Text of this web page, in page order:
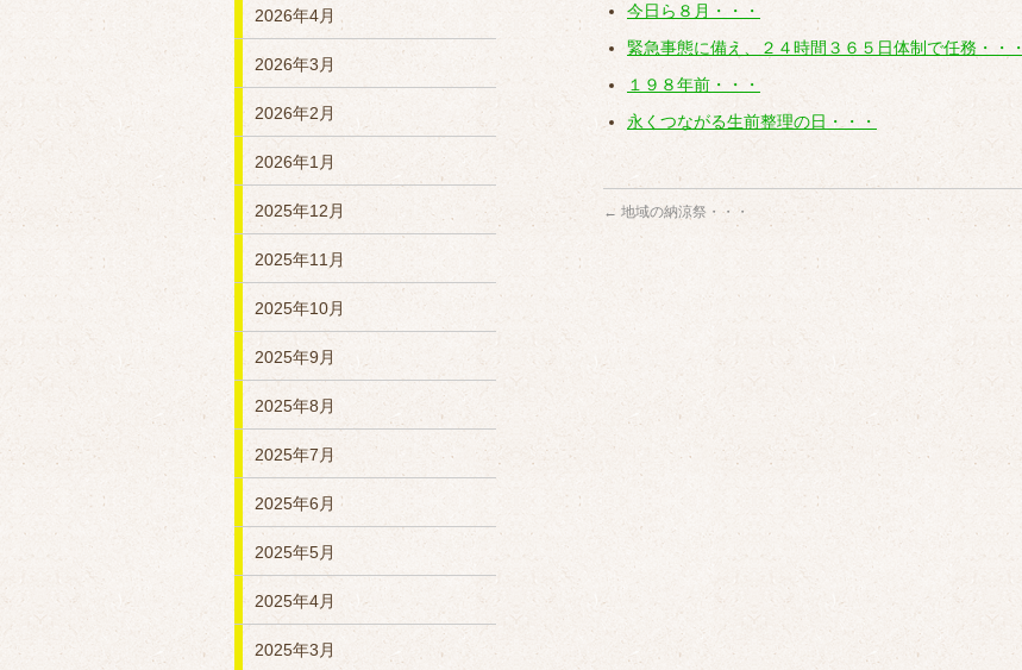
今日ら８月・・・
緊急事態に備え、２４時間３６５日体制で任務・・・
１９８年前・・・
永くつながる生前整理の日・・・
← 地域の納涼祭・・・
2026年4月
2026年3月
2026年2月
2026年1月
2025年12月
2025年11月
2025年10月
2025年9月
2025年8月
2025年7月
2025年6月
2025年5月
2025年4月
2025年3月